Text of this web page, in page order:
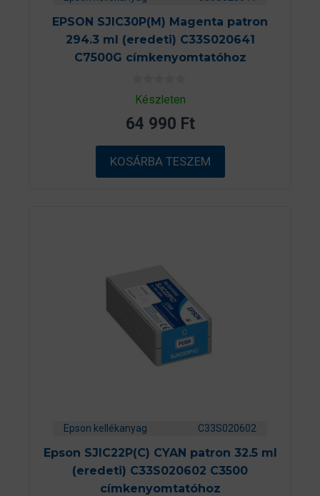
EPSON SJIC30P(M) Magenta patron
294.3 ml (eredeti) C33S020641
C7500G címkenyomtatóhoz
0
a
5
b
ő
l
Készleten
64 990 Ft
KOSÁRBA TESZEM
Epson kellékanyag C33S020602
Epson SJIC22P(C) CYAN patron 32.5 ml
(eredeti) C33S020602 C3500
címkenyomtatóhoz